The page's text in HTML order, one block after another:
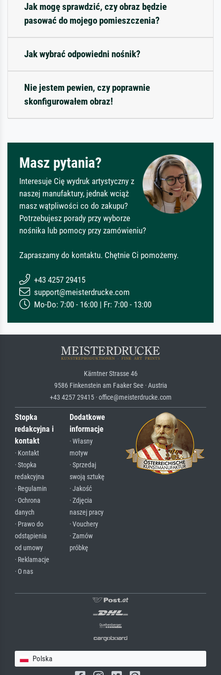
Jak mogę sprawdzić, czy obraz będzie
pasować do mojego pomieszczenia?
Jak wybrać odpowiedni nośnik?
Nie jestem pewien, czy poprawnie
skonfigurowałem obraz!
Masz pytania?
Interesuje Cię wydruk artystyczny z
naszej manufaktury, jednak wciąż
masz wątpliwości co do zakupu?
Potrzebujesz porady przy wyborze
nośnika lub pomocy przy zamówieniu?
Zapraszamy do kontaktu. Chętnie Ci pomożemy.
+43 4257 29415
support@meisterdrucke.com
Mo-Do: 7:00 - 16:00 | Fr: 7:00 - 13:00
Kärntner Strasse 46
9586 Finkenstein am Faaker See · Austria
+43 4257 29415 · office@meisterdrucke.com
Stopka
redakcyjna i
kontakt
· Kontakt
· Stopka
redakcyjna
· Regulamin
· Ochrona
danych
· Prawo do
odstąpienia
od umowy
· Reklamacje
· O nas
Dodatkowe
informacje
· Własny
motyw
· Sprzedaj
swoją sztukę
· Jakość
· Zdjęcia
naszej pracy
· Vouchery
· Zamów
próbkę
Polska